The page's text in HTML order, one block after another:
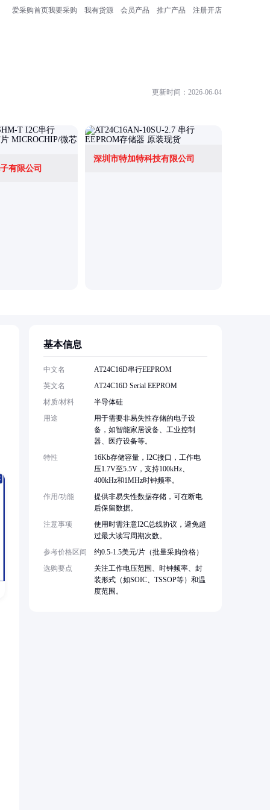
爱采购首页我要采购 我有货源 会员产品 推广产品 注册开店
更新时间：2026-06-04
有限公司
深圳市特加特科技有限公司
基本信息
中文名
AT24C16D串行EEPROM
英文名
AT24C16D Serial EEPROM
材质/材料
半导体硅
用途
用于需要非易失性存储的电子设
备，如智能家居设备、工业控制
器、医疗设备等。
特性
16Kb存储容量，I2C接口，工作电
压1.7V至5.5V，支持100kHz、
400kHz和1MHz时钟频率。
作用/功能
提供非易失性数据存储，可在断电
后保留数据。
注意事项
使用时需注意I2C总线协议，避免超
过最大读写周期次数。
参考价格区间
约0.5-1.5美元/片（批量采购价格）
选购要点
关注工作电压范围、时钟频率、封
装形式（如SOIC、TSSOP等）和温
度范围。